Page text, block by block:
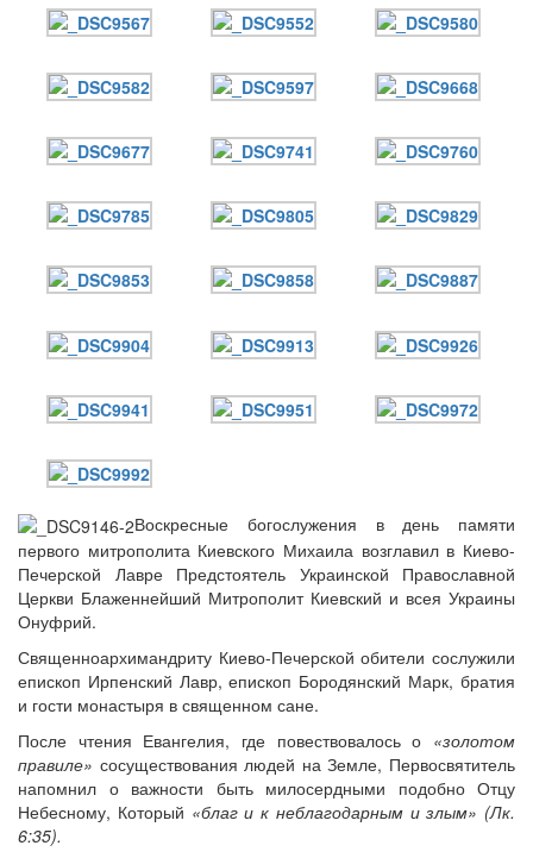
Воскресные богослужения в день памяти
первого митрополита Киевского Михаила возглавил в Киево-
Печерской Лавре Предстоятель Украинской Православной
Церкви Блаженнейший Митрополит Киевский и всея Украины
Онуфрий.
Священноархимандриту Киево-Печерской обители сослужили
епископ Ирпенский Лавр, епископ Бородянский Марк, братия
и гости монастыря в священном сане.
После чтения Евангелия, где повествовалось о «золотом
правиле» сосуществования людей на Земле, Первосвятитель
напомнил о важности быть милосердными подобно Отцу
Небесному, Который «благ и к неблагодарным и злым» (Лк.
6:35).